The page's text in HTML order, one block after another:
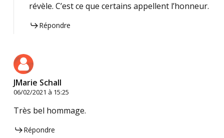
révèle. C’est ce que certains appellent l’honneur.
Répondre
JMarie Schall
06/02/2021 à 15:25
Très bel hommage.
Répondre